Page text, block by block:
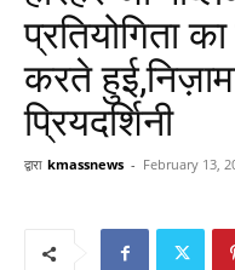
प्रतियोगिता
करते
प्रियदर्शिनी
द्वारा kmassnews - February 13,